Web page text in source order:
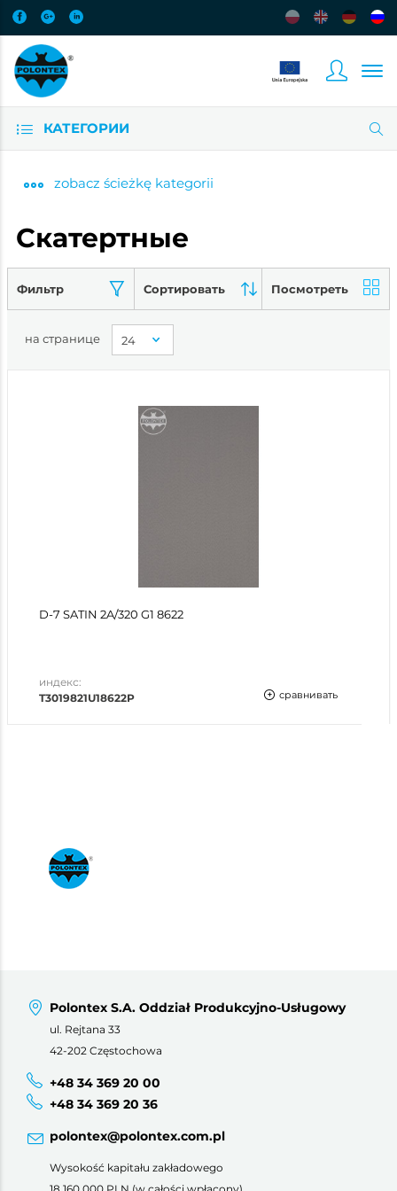
КАТЕГОРИИ
zobacz ścieżkę kategorii
Скатертные
Фильтр Сортировать Посмотреть
на странице
D-7 SATIN 2A/320 G1 8622
индекс:
T3019821U18622P
сравнивать
Polontex S.A. Oddział Produkcyjno-Usługowy
ul. Rejtana 33
42-202 Częstochowa
+48 34 369 20 00
+48 34 369 20 36
polontex@polontex.com.pl
Wysokość kapitału zakładowego